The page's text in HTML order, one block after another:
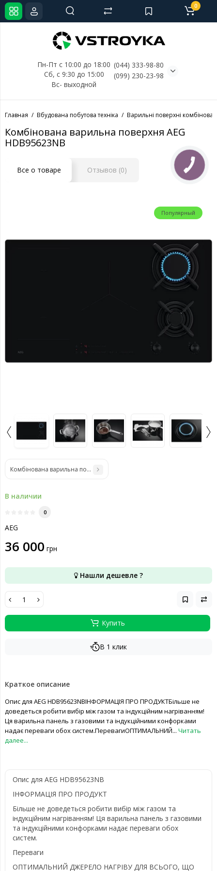
Пн-Пт с 10:00 до 18:00
Сб, с 9:30 до 15:00
Вс- выходной
(044) 333-98-80
(099) 230-23-98
0
Главная Вбудована побутова техніка Варильні поверхні
Комбінована варильна поверхня AEG
HDB95623NB
Все о товаре Отзывов (0)
Популярный
Комбінована варильна поверхня AEG HDB64623NB
В наличии
0
AEG
36 000 грн
Нашли дешевле ?
Купить
В 1 клик
Краткое описание
Опис для AEG HDB95623NBІНФОРМАЦІЯ ПРО ПРОДУКТБільше не
доведеться робити вибір між газом та індукційним нагріванням!
Ця варильна панель з газовими та індукційними конфорками
надає переваги обох систем.ПеревагиОПТИМАЛЬНИЙ... Читать
далее...
Опис для AEG HDB95623NB
ІНФОРМАЦІЯ ПРО ПРОДУКТ
Більше не доведеться робити вибір між газом та
індукційним нагріванням! Ця варильна панель з газовими
та індукційними конфорками надає переваги обох
систем.
Переваги
ОПТИМАЛЬНИЙ ДЖЕРЕЛО НАГРІВУ ДЛЯ ВСЬОГО, ЩО